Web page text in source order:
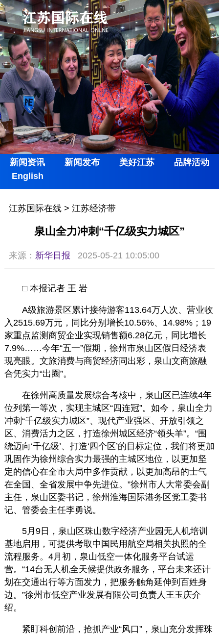
新闻资讯 新闻发布 美好江苏
品牌活动
English
江苏国际在线> 江苏经济带
泉山全力冲刺“千亿级实力城区”
来源： 新华日报 2025-05-21 10:05:00
□ 本报记者 王 岩
A级旅游景区累计接待游客113.64万人次、营业收
入2515.69万元，同比分别增长10.56%、14.98%；19
家重点监测商贸企业实现销售额6.28亿元，同比增长
7.9%……今年“五一”假期，徐州市泉山区假日经济表
现亮眼。文旅消费与商贸经济同出彩，泉山文商旅融
合凭实力“出圈”。
在徐州高质量发展综合考核中，泉山区已连续4年
位列第一等次，实现主城区“四连冠”。如今，泉山全力
冲刺“千亿级实力城区”、现代产业强区、开放引领之
区、消费活力之区，打造徐州城区经济“领头羊”。“围
绕迈向‘千亿级’、打造‘四个区’的目标定位，我们将更加
巩固作为徐州综合实力最强的主城区地位，以更加坚
定的信心在全市大局中多作贡献，以更加高昂的士气
在全国、全省发展中争先进位。”徐州市人大常委会副
主任，泉山区委书记，徐州淮海国际港务区党工委书
记、管委会主任李勇说。
5月9日，泉山区珠山数字经济产业园无人机培训
基地启用，可提供考取中国民用航空局相关执照的全
流程服务。4月初，泉山低空一体化服务平台试运
营。“14台无人机全天候提供政务服务，平台未来还计
划在交通出行等方面发力，把服务触角延伸到百姓身
边。”徐州市低空产业发展有限公司负责人王玉庆介
绍。
紧盯科创前沿，抢抓产业“风口”，泉山充分发挥珠